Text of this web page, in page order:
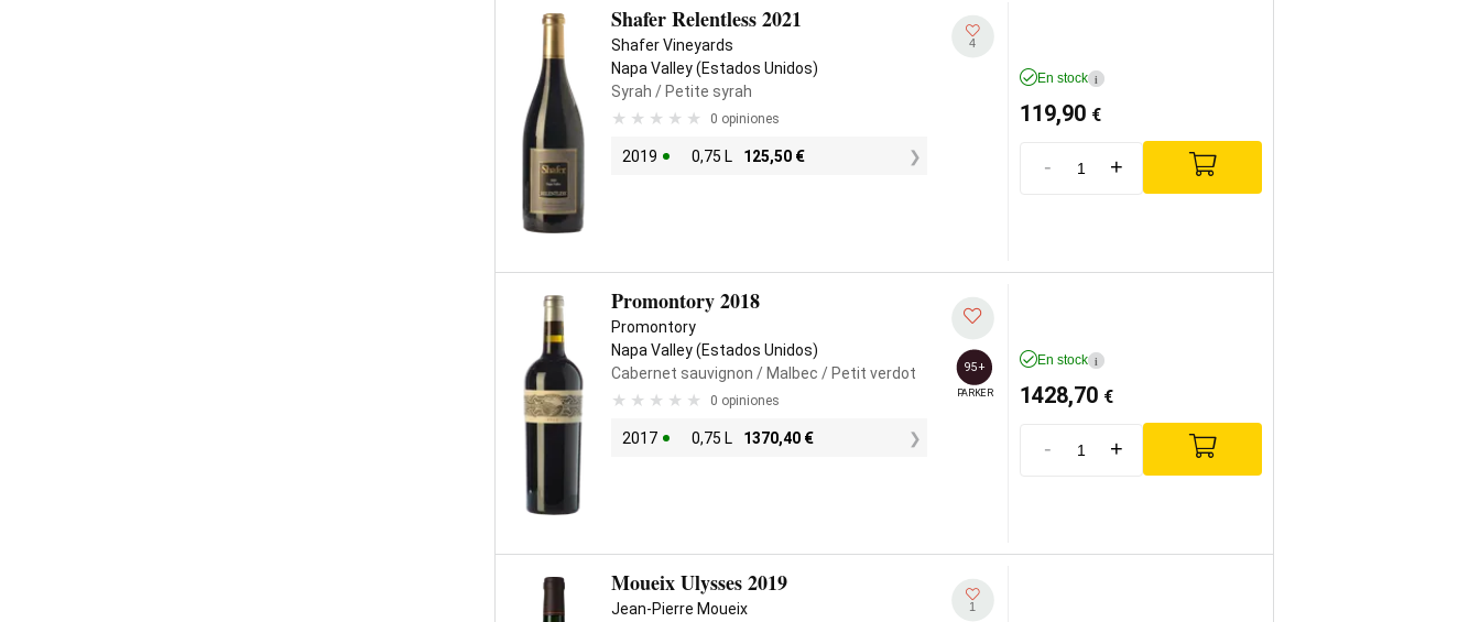
Shafer Relentless 2021
Shafer Vineyards
Napa Valley (Estados Unidos)
Syrah / Petite syrah
0 opiniones
2019 0,75 L 125,50 €
4
En stock i
119,90 €
- +
Promontory 2018
Promontory
Napa Valley (Estados Unidos)
Cabernet sauvignon / Malbec / Petit verdot
0 opiniones
2017 0,75 L 1370,40 €
95+
PARKER
En stock i
1428,70 €
- +
Moueix Ulysses 2019
Jean-Pierre Moueix
1